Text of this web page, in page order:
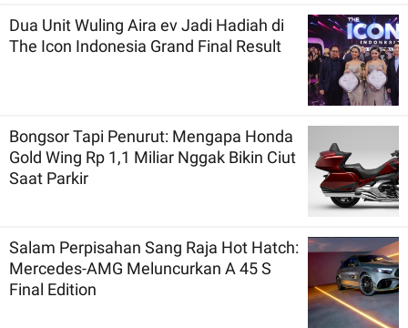
Dua Unit Wuling Aira ev Jadi Hadiah di
The Icon Indonesia Grand Final Result
Bongsor Tapi Penurut: Mengapa Honda
Gold Wing Rp 1,1 Miliar Nggak Bikin Ciut
Saat Parkir
Salam Perpisahan Sang Raja Hot Hatch:
Mercedes-AMG Meluncurkan A 45 S
Final Edition